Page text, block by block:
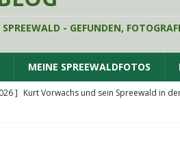
- GEFUNDEN,
MEINE SPREEWALDFOTOS
] Kurt Vorwachs und sein Spreewald in
werden können